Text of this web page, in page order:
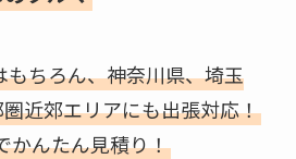
ちろん、神奈川県、埼玉
近郊エリアにも出張対応！
かんたん見積り！